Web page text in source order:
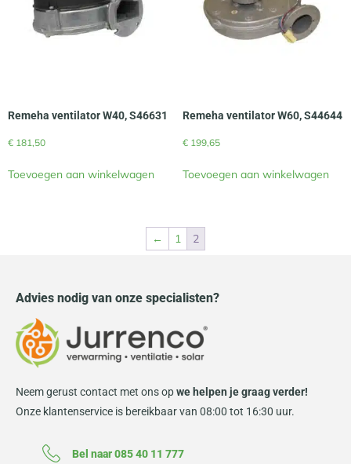
Remeha ventilator W40, S46631
€ 181,50
Toevoegen aan winkelwagen
Remeha ventilator W60, S44644
€199,65
Toevoegen aan winkelwagen
← 1 2
Advies nodig van onze specialisten?
Neem gerust contact met ons opwe helpen je graag verder!
Onze klantenservice is bereikbaar van 08:00 tot 16:30 uur.
Bel naar 085 40 11 777